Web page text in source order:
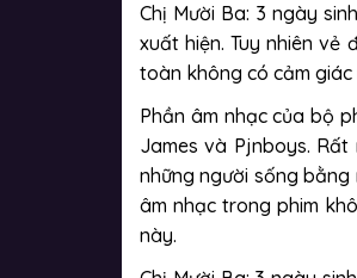
Chị Mười Ba: 3 ngày
xuất hiện. Tuy nhiên
toàn không có cảm giác
Phần âm nhạc của bộ
James và Pjnboys.
những người sống
âm nhạc trong phim
này.